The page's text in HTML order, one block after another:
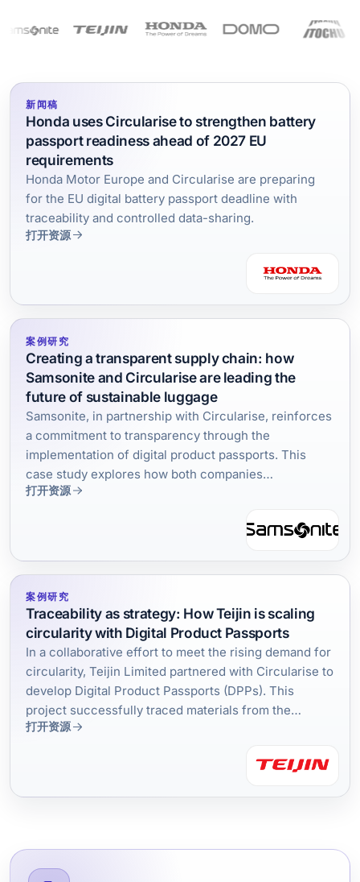
新闻稿
Honda uses Circularise to strengthen battery
passport readiness ahead of 2027 EU
requirements
Honda Motor Europe and Circularise are preparing
for the EU digital battery passport deadline with
traceability and controlled data-sharing.
打开资源
案例研究
Creating a transparent supply chain: how
Samsonite and Circularise are leading the
future of sustainable luggage
Samsonite, in partnership with Circularise, reinforces
a commitment to transparency through the
implementation of digital product passports. This
case study explores how both companies
collaborated and the tangible results of creating a
打开资源
案例研究
Traceability as strategy: How Teijin is scaling
circularity with Digital Product Passports
In a collaborative effort to meet the rising demand for
circularity, Teijin Limited partnered with Circularise to
develop Digital Product Passports (DPPs). This
project successfully traced materials from the
factory to recycled content, demonstrating large-
Teijin's next steps toward a circular economy, backed
打开资源